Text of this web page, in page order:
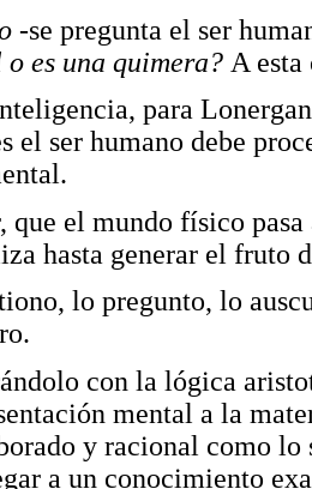
-se pregunta el ser
o es una quimera? A
para
el ser humano debe
que el mundo físico pasa
hasta generar el fruto
lo pregunto, lo
con la lógica
mental a la
y racional como
a un conocimiento